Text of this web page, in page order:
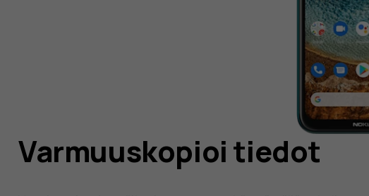
Varmuuskopioi tiedot